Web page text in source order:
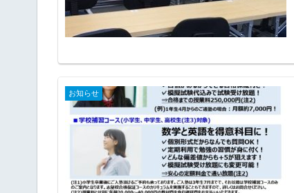
お知らせ